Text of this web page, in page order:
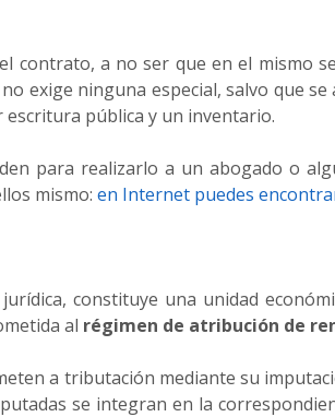
contrato, a no ser que en el mismo
exige ninguna especial, salvo que
escritura pública y un inventario.
para realizarlo a un abogado o
mismo: en Internet puedes
constituye una unidad
al régimen de atribución de
a tributación mediante su
se integran en la